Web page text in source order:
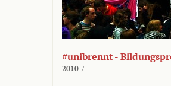
#unibrennt -
2010 /